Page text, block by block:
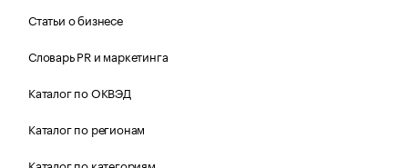
Статьи о бизнесе
Словарь PR и маркетинга
Каталог по ОКВЭД
Каталог по регионам